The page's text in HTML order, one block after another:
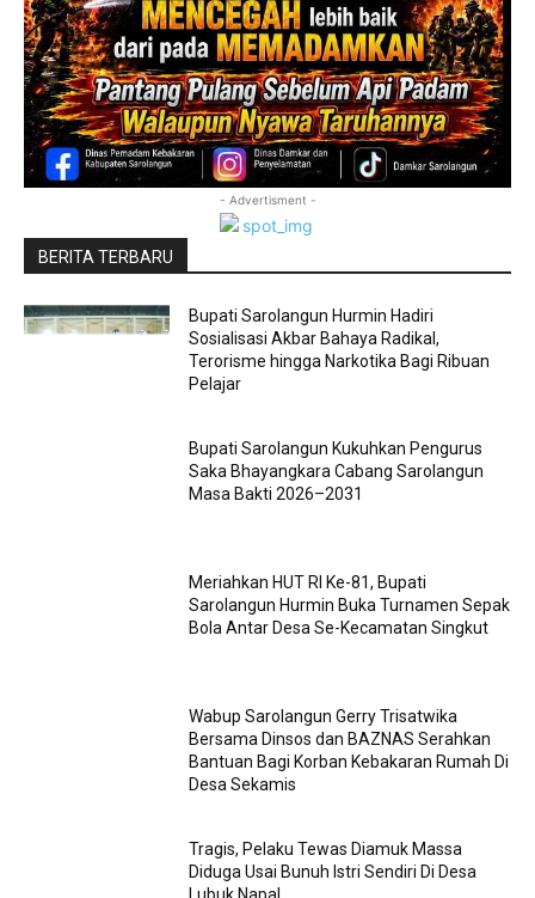
- Advertisment -
BERITA TERBARU
Bupati Sarolangun Hurmin Hadiri
Sosialisasi Akbar Bahaya Radikal,
Terorisme hingga Narkotika Bagi Ribuan
Pelajar
Bupati Sarolangun Kukuhkan Pengurus
Saka Bhayangkara Cabang Sarolangun
Masa Bakti 2026–2031
Meriahkan HUT RI Ke-81, Bupati
Sarolangun Hurmin Buka Turnamen Sepak
Bola Antar Desa Se-Kecamatan Singkut
Wabup Sarolangun Gerry Trisatwika
Bersama Dinsos dan BAZNAS Serahkan
Bantuan Bagi Korban Kebakaran Rumah Di
Desa Sekamis
Tragis, Pelaku Tewas Diamuk Massa
Diduga Usai Bunuh Istri Sendiri Di Desa